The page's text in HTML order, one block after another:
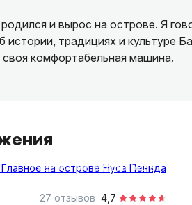
и вырос на острове. Я
истории, традициях и
комфортабельная машина.
8 часов
на автомобиле
4,7
27 отзывов